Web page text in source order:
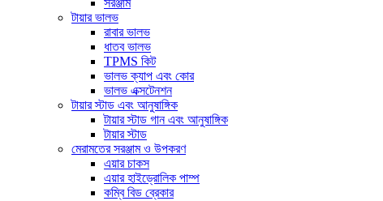
সরঞ্জাম
টায়ার ভালভ
রাবার ভালভ
ধাতব ভালভ
TPMS কিট
ভালভ ক্যাপ এবং কোর
ভালভ এক্সটেনশন
টায়ার স্টাড এবং আনুষাঙ্গিক
টায়ার স্টাড গান এবং আনুষাঙ্গিক
টায়ার স্টাড
মেরামতের সরঞ্জাম ও উপকরণ
এয়ার চাকস
এয়ার হাইড্রোলিক পাম্প
কম্বি বিড ব্রেকার